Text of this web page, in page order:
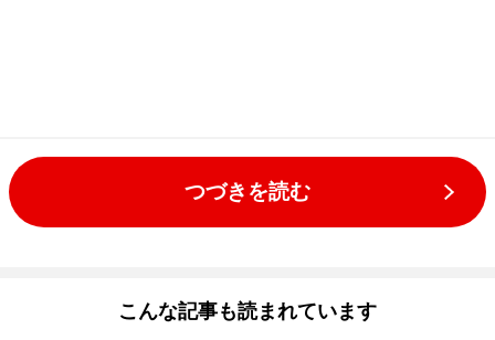
つづきを読む
こんな記事も読まれています